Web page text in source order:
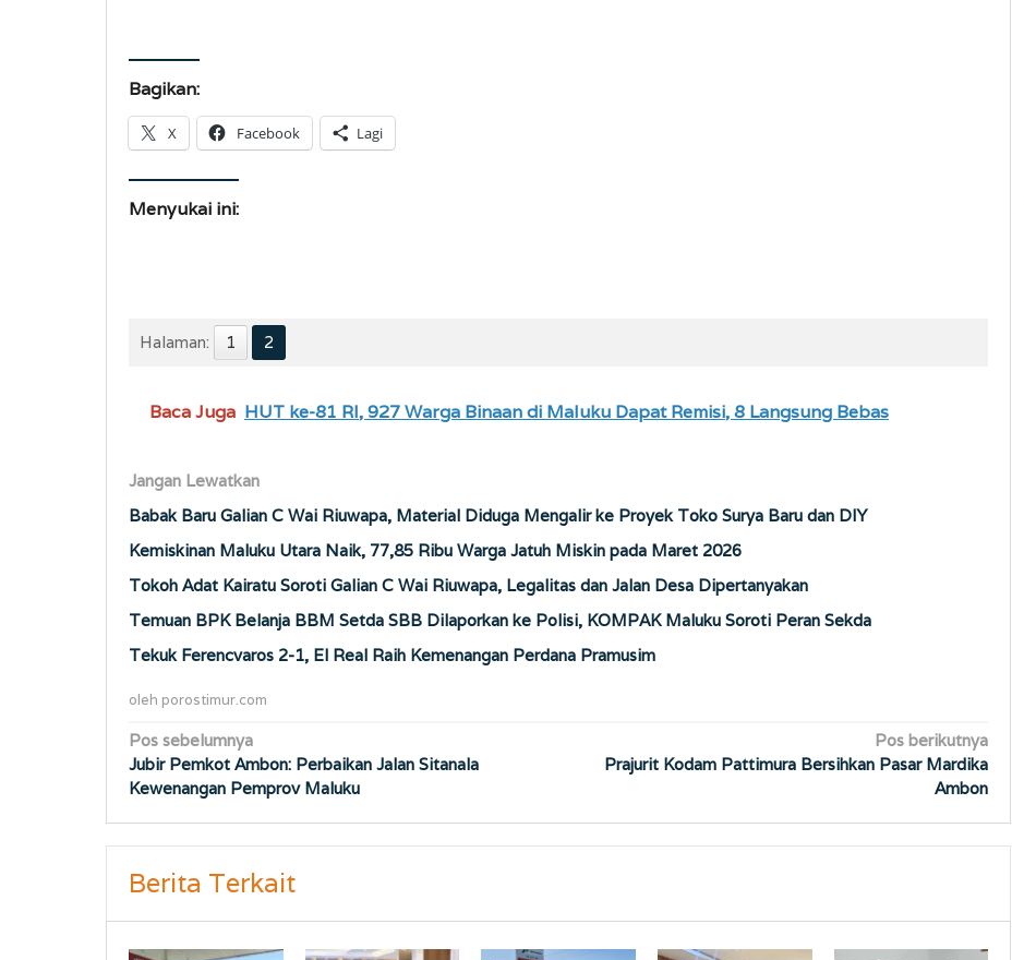
Bagikan:
X Facebook Lagi
Menyukai ini:
Halaman: 1 2
Baca Juga HUT ke-81 RI, 927 Warga Binaan di Maluku Dapat Remisi, 8 Langsung Bebas
Jangan Lewatkan
Babak Baru Galian C Wai Riuwapa, Material Diduga Mengalir ke Proyek Toko Surya Baru dan DIY
Kemiskinan Maluku Utara Naik, 77,85 Ribu Warga Jatuh Miskin pada Maret 2026
Tokoh Adat Kairatu Soroti Galian C Wai Riuwapa, Legalitas dan Jalan Desa Dipertanyakan
Temuan BPK Belanja BBM Setda SBB Dilaporkan ke Polisi, KOMPAK Maluku Soroti Peran Sekda
Tekuk Ferencvaros 2-1, El Real Raih Kemenangan Perdana Pramusim
oleh porostimur.com
Navigasi
pos
Pos sebelumnya
Jubir Pemkot Ambon: Perbaikan Jalan Sitanala
Kewenangan Pemprov Maluku
Pos berikutnya
Prajurit Kodam Pattimura Bersihkan Pasar Mardika
Ambon
Berita Terkait